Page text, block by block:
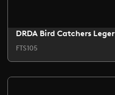
DRDA Bird Catchers Leger
FTS105